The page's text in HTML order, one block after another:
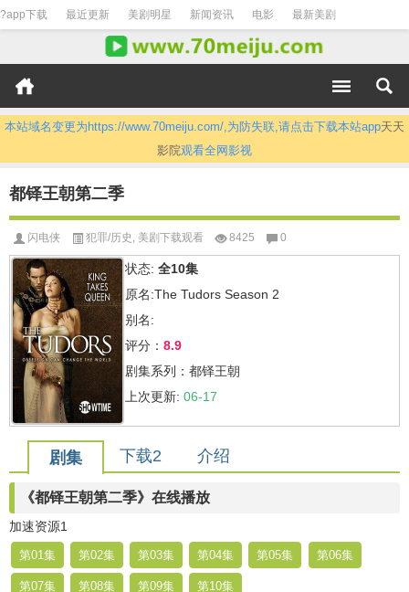
?app下载 最近更新 美剧明星 新闻资讯 电影 最新美剧
本站域名变更为https://www.70meiju.com/,为防失联,请点击下载本站app天天
影院观看全网影视
都铎王朝第二季
闪电侠 犯罪/历史 , 美剧下载观看 8425 0
状态: 全10集
原名:The Tudors Season 2
别名:
评分： 8.9
剧集系列：都铎王朝
上次更新: 06-17
剧集 下载2 介绍
《都铎王朝第二季》在线播放
加速资源1
第01集 第02集 第03集 第04集 第05集 第06集
第07集 第08集 第09集 第10集